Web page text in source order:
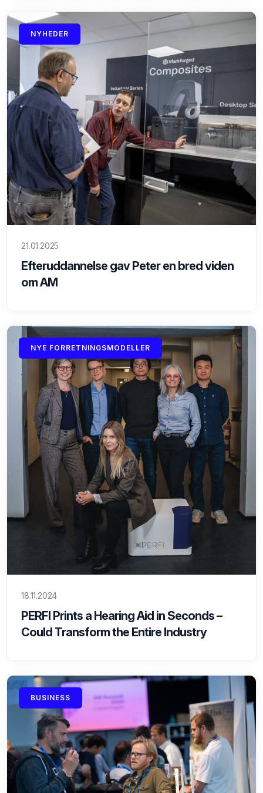
NYHEDER
21.01.2025
Efteruddannelse gav Peter en bred viden
om AM
NYE FORRETNINGSMODELLER
18.11.2024
PERFI Prints a Hearing Aid in Seconds –
Could Transform the Entire Industry
BUSINESS